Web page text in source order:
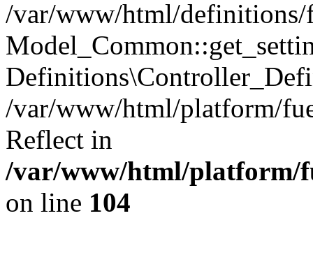
/var/www/html/definitions/
/var/www/html/platform/
Reflect in
/var/www/html/platform/
on line 104